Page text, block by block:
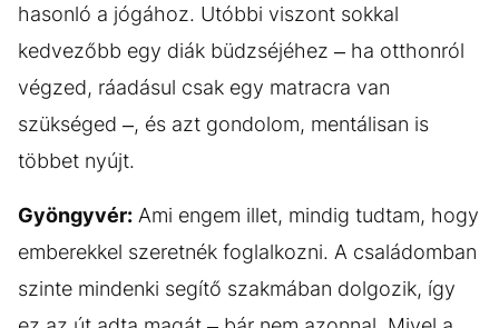
hasonló a jógához. Utóbbi viszont sokkal
kedvezőbb egy diák büdzséjéhez – ha otthonról
végzed, ráadásul csak egy matracra van
szükséged –, és azt gondolom, mentálisan is
többet nyújt.
Gyöngyvér: Ami engem illet, mindig tudtam, hogy
emberekkel szeretnék foglalkozni. A családomban
szinte mindenki segítő szakmában dolgozik, így